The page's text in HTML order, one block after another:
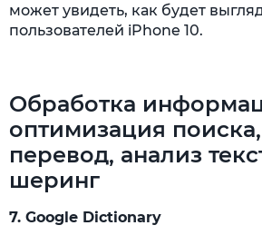
может увидеть, как будет
пользователей iPhone 10.
Обработка
оптимизация
перевод, анализ
шеринг
7. Google Dictionary